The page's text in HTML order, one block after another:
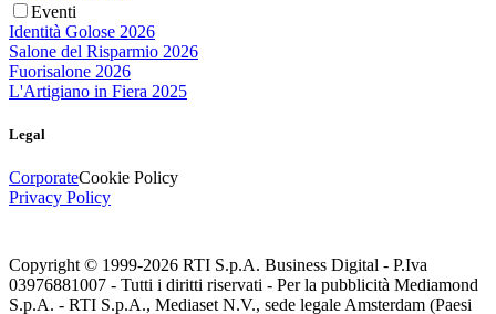
Eventi
Identità Golose 2026
Salone del Risparmio 2026
Fuorisalone 2026
L'Artigiano in Fiera 2025
Legal
CorporateCookie Policy
Privacy Policy
Copyright © 1999-2026 RTI S.p.A. Business Digital - P.Iva
03976881007 - Tutti i diritti riservati - Per la pubblicità Mediamond
S.p.A. - RTI S.p.A., Mediaset N.V., sede legale Amsterdam (Paesi